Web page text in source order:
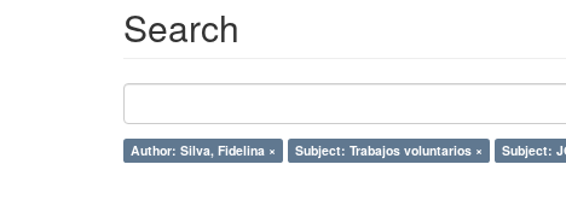
Search
Author: Silva, Fidelina × Subject: Trabajos voluntarios × Subject: